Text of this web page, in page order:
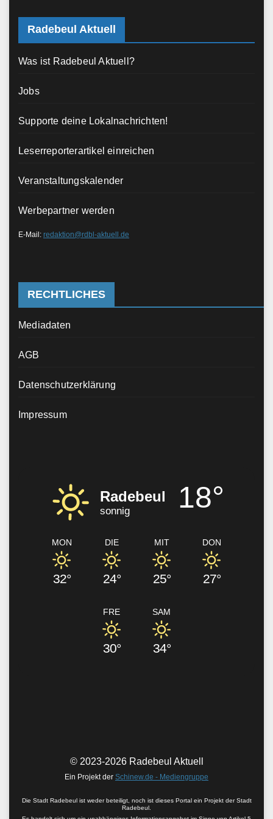
Radebeul Aktuell
Was ist Radebeul Aktuell?
Jobs
Supporte deine Lokalnachrichten!
Leserreporterartikel einreichen
Veranstaltungskalender
Werbepartner werden
E-Mail: redaktion@rdbl-aktuell.de
RECHTLICHES
Mediadaten
AGB
Datenschutzerklärung
Impressum
Radebeul
sonnig 18°
MON
32°
DIE
24°
MIT
25°
DON
27°
FRE
30°
SAM
34°
© 2023-2026 Radebeul Aktuell
Ein Projekt der Schinew.de - Mediengruppe
Die Stadt Radebeul ist weder beteiligt, noch ist dieses Portal ein Projekt der Stadt
Radebeul.